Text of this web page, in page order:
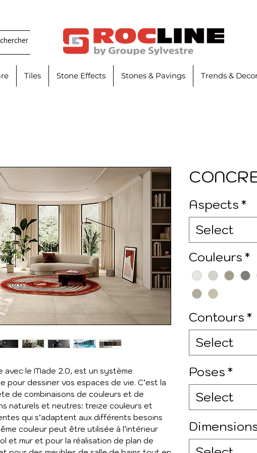
Tiles Stone Effects Stones & Pavings Trends &
avec le Made 2.0, est un système
pour dessiner vos espaces de vie. C’est la
de combinaisons de couleurs et de
naturels et neutres: treize couleurs et
qui s’adaptent aux différents besoins
couleur peut être utilisée à l’intérieur
et mur et pour la réalisation de plan de
Aspects*
Select
Couleurs*
Contours*
Select
Poses*
Select